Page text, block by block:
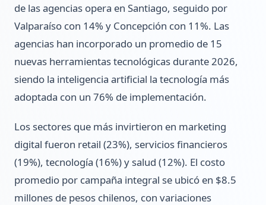
de las agencias opera en Santiago, seguido por
Valparaíso con 14% y Concepción con 11%. Las
agencias han incorporado un promedio de 15
nuevas herramientas tecnológicas durante 2026,
siendo la inteligencia artificial la tecnología más
adoptada con un 76% de implementación.
Los sectores que más invirtieron en marketing
digital fueron retail (23%), servicios financieros
(19%), tecnología (16%) y salud (12%). El costo
promedio por campaña integral se ubicó en $8.5
millones de pesos chilenos, con variaciones